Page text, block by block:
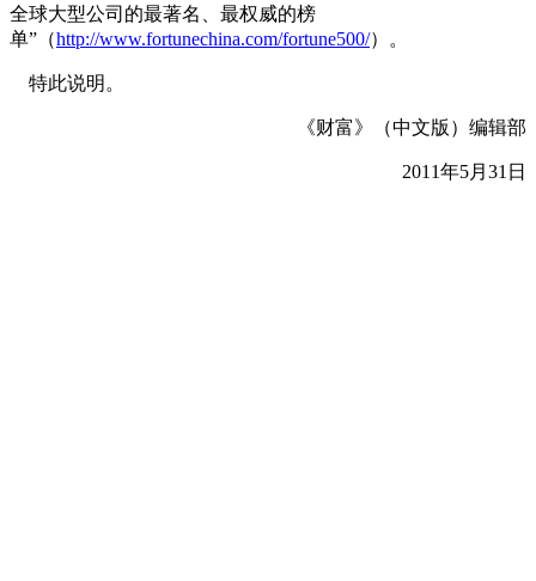
全球大型公司的最著名、最权威的榜
单”（http://www.fortunechina.com/fortune500/）。
特此说明。
《财富》（中文版）编辑部
2011年5月31日